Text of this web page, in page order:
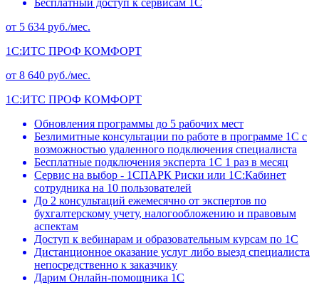
от 5 634 руб./мес.
1С:ИТС ПРОФ КОМФОРТ
от 8 640 руб./мес.
1С:ИТС ПРОФ КОМФОРТ
Обновления программы до 5 рабочих мест
Безлимитные консультации по работе в программе 1С с
возможностью удаленного подключения специалиста
Бесплатные подключения эксперта 1С 1 раз в месяц
Сервис на выбор - 1СПАРК Риски или 1С:Кабинет
сотрудника на 10 пользователей
До 2 консультаций ежемесячно от экспертов по
бухгалтерскому учету, налогообложению и правовым
аспектам
Доступ к вебинарам и образовательным курсам по 1С
Дистанционное оказание услуг либо выезд специалиста
непосредственно к заказчику
Дарим Онлайн-помощника 1С